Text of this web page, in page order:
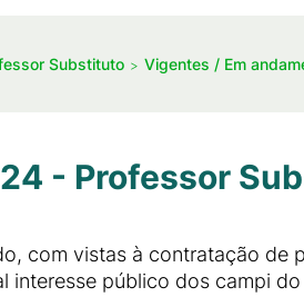
Substituto Vigentes / Em
- Professor
com vistas à contratação
interesse público dos campi do